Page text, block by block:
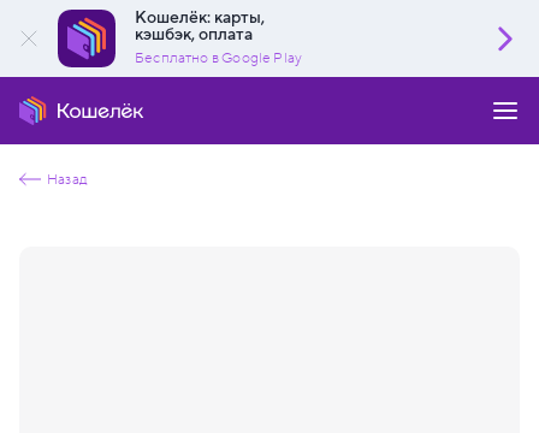
Кошелёк: карты,
кэшбэк, оплата
Бесплатно в Google Play
Назад